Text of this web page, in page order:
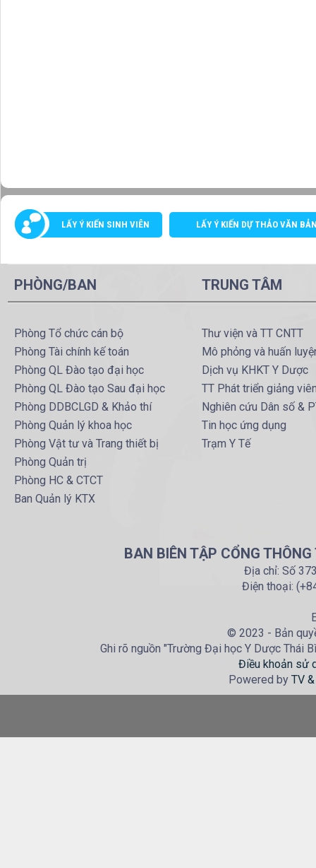
LẤY Ý KIẾN SINH VIÊN LẤY Ý KIẾN DỰ THẢO VĂN
PHÒNG/BAN
Phòng Tổ chức cán bộ
Phòng Tài chính kế toán
Phòng QL Đào tạo đại học
Phòng QL Đào tạo Sau đại học
Phòng DDBCLGD & Khảo thí
Phòng Quản lý khoa học
Phòng Vật tư và Trang thiết bị
Phòng Quản trị
Phòng HC & CTCT
Ban Quản lý KTX
TRUNG TÂM
Thư viện và TT CNTT
Mô phỏng và huấn
Dịch vụ KHKT Y Dược
TT Phát triển giảng
Nghiên cứu Dân số &
Tin học ứng dụng
Trạm Y Tế
BAN BIÊN TẬP CỔNG
Địa chỉ: Số
Điện thoại:
© 2023 - Bản
Ghi rõ nguồn "Trường Đại học Y Dược Thái
Điều khoản sử
Powered by TV